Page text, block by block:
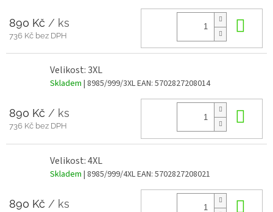
890 Kč / ks
736 Kč bez DPH
Velikost: 3XL
Skladem | 8985/999/3XLEAN: 5702827208014
890 Kč / ks
736 Kč bez DPH
Velikost: 4XL
Skladem | 8985/999/4XLEAN: 5702827208021
890 Kč / ks